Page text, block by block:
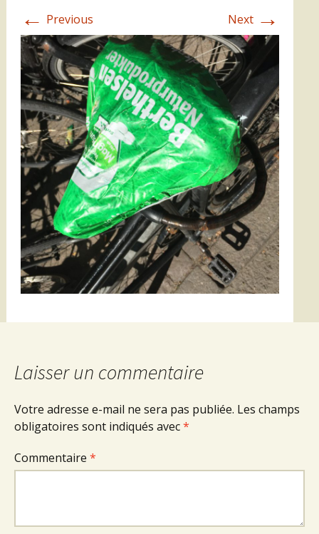
← Previous Next →
Laisser un commentaire
Votre adresse e-mail ne sera pas publiée. Les champs
obligatoires sont indiqués avec*
Commentaire *